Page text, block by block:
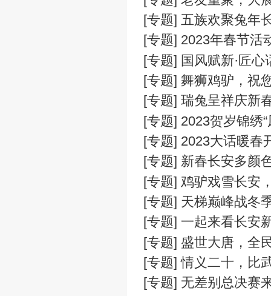
[专题] 2023
[专题] 2023
[专题] “扬旗
[专题] 比武之
[专题] 老友重
[专题] 五族欢
[专题] 2023
[专题] 国风赋
[专题] 舞狮鸡
[专题] 瑞兔呈
[专题] 2023贺
[专题] 2023